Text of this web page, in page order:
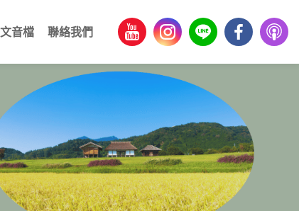
音檔 聯絡我們